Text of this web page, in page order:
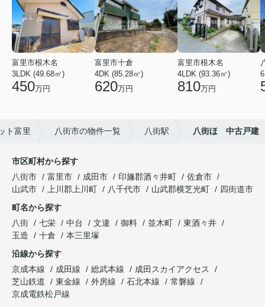
富里市根木名
3LDK (49.68㎡)
450万円
富里市十倉
4DK (85.28㎡)
620万円
富里市根木名
4LDK (93.36㎡)
810万円
ト富里 八街市の物件一覧 八街駅 八街ほ 中古戸建
市区町村から探す
八街市
富里市 成田市 印旛郡酒々井町
佐倉市
山武市
上川郡上川町 八千代市 山武郡横芝光町
四街道市
町名から探す
八街
七栄 中台 文違 御料 並木町
東酒々井
玉造
十倉
本三里塚
沿線から探す
京成本線
成田線 総武本線
成田スカイアクセス
芝山鉄道
東金線 外房線 石北本線
常磐線
京成電鉄松戸線